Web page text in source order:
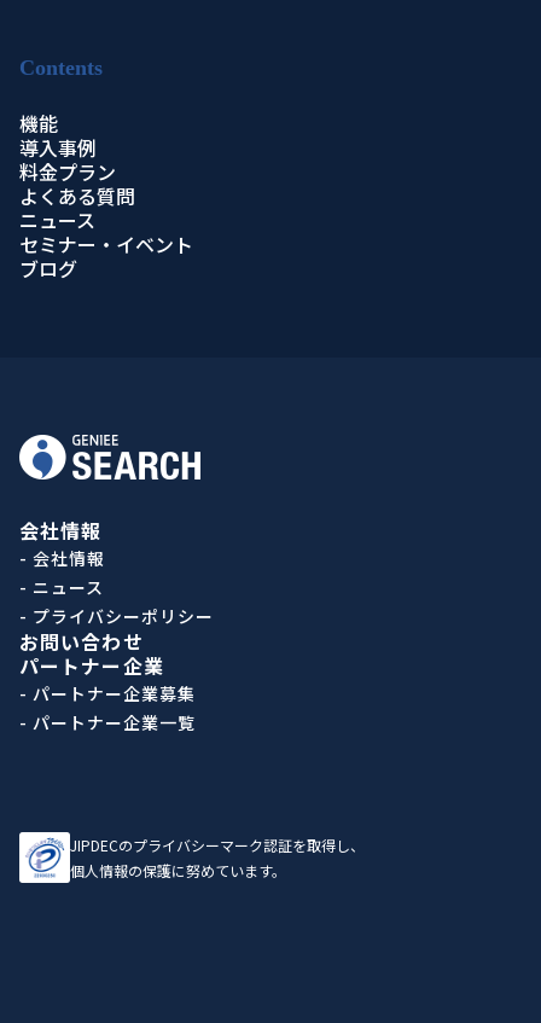
Contents
機能
導入事例
料金プラン
よくある質問
ニュース
セミナー・イベント
ブログ
会社情報
- 会社情報
- ニュース
- プライバシーポリシー
お問い合わせ
パートナー企業
- パートナー企業募集
- パートナー企業一覧
JIPDECのプライバシーマーク認証を取得し、
個人情報の保護に努めています。